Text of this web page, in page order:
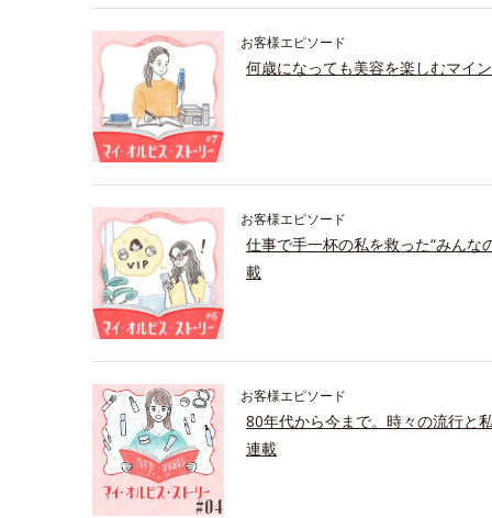
お客様エピソード
何歳になっても美容を楽しむマイ
お客様エピソード
仕事で手一杯の私を救った“みんな
載
お客様エピソード
80年代から今まで。時々の流行と
連載